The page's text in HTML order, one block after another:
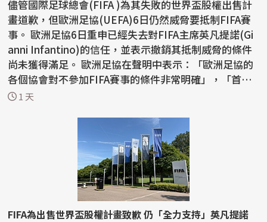
儘管國際足球總會(FIFA )為其失敗的世界盃股權出售計
畫道歉，但歐洲足協(UEFA)6日仍然威脅要抵制FIFA賽
事。 歐洲足協6日重申已經失去對FIFA主席英凡提諾(Gi
anni Infantino)的信任，並表示撤銷其抵制威脅的條件
尚未獲得滿足。 歐洲足協在聲明中表示：「歐洲足協的
各個協會對不參加FIFA賽事的條件非常明確」，「首
先...1 天
FIFA為出售世界盃股權計畫致歉 仍「全力支持」英凡提諾